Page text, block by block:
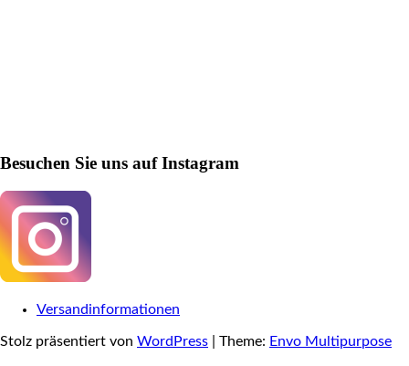
Besuchen Sie uns auf Instagram
Versandinformationen
Stolz präsentiert von WordPress Theme: Envo Multipurpose